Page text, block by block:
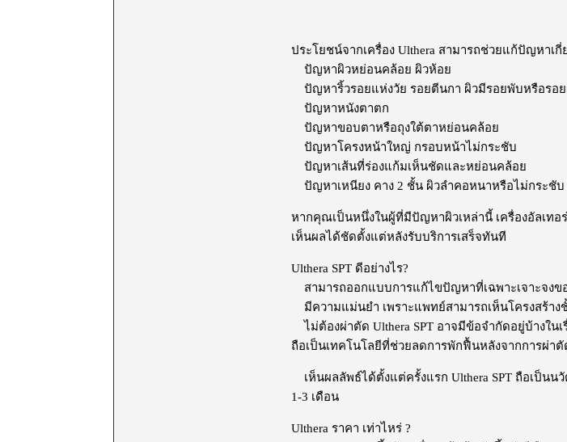
ประโยชน์จากเครื่อง Ulthera สามารถช่วยแก้ปัญหาเ
ปัญหาผิวหย่อนคล้อย ผิวห้อย
ปัญหาริ้วรอยแห่งวัย รอยตีนกา ผิวมีรอยพับหรือรอ
ปัญหาหนังตาตก
ปัญหาขอบตาหรือถุงใต้ตาหย่อนคล้อย
ปัญหาโครงหน้าใหญ่ กรอบหน้าไม่กระชับ
ปัญหาเส้นที่ร่องแก้มเห็นชัดและหย่อนคล้อย
ปัญหาเหนียง คาง 2 ชั้น ผิวลำคอหนาหรือไม่กระชับ
หากคุณเป็นหนึ่งในผู้ที่มีปัญหาผิวเหล่านี้ เครื่องอัลเทอ
เห็นผลได้ชัดตั้งแต่หลังรับบริการเสร็จทันที
Ulthera SPT ดีอย่างไร?
สามารถออกแบบการแก้ไขปัญหาที่เฉพาะเจาะจง
มีความแม่นยำ เพราะแพทย์สามารถเห็นโครงสร้างชั้
ไม่ต้องผ่าตัด Ulthera SPT อาจมีข้อจำกัดอยู่บ้างใน
ถือเป็นเทคโนโลยีที่ช่วยลดการพักฟื้นหลังจากการผ่า
เห็นผลลัพธ์ได้ตั้งแต่ครั้งแรก Ulthera SPT ถือเป็น
1-3 เดือน
Ulthera ราคา เท่าไหร่ ?